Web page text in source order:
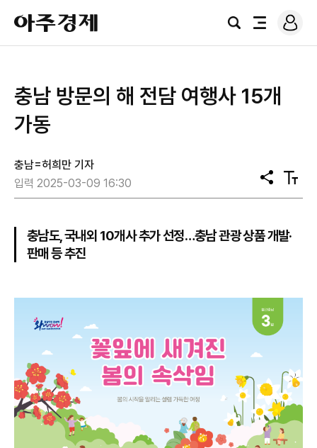
아
주
경
검
전
로
그
충남 방문의 해 전담 여행사 15개
가동
충남=허희만 기자
입력 2025-03-09 16:30
공
유
텍
스
충남도, 국내외 10개사 추가 선정…충남 관광 상품 개발·
판매 등 추진